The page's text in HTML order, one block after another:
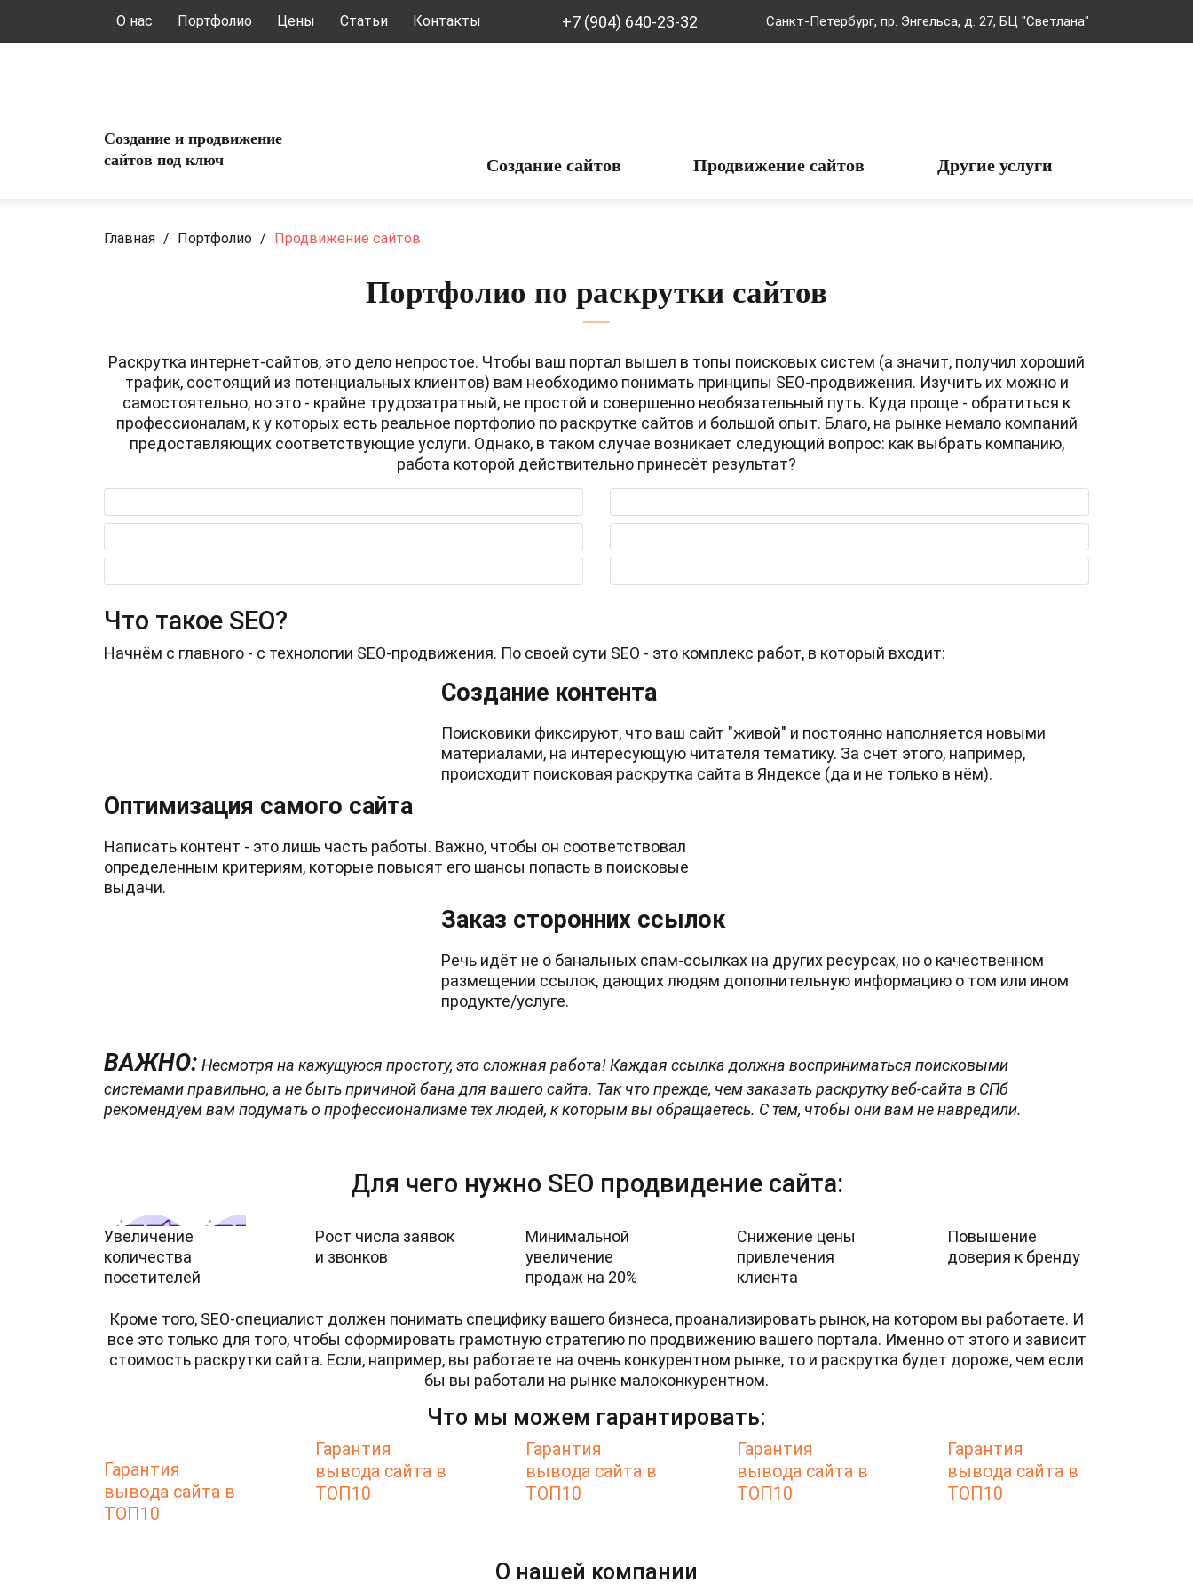
О нас Портфолио Цены Статьи Контакты +7 (904) 640-23-32 Санкт-Петербург, пр. Энгельса, д. 27, БЦ "Светлана"
Создание и продвижение
сайтов под ключ
Создание сайтов Продвижение сайтов Другие услуги
Главная / Портфолио / Продвижение сайтов
Портфолио по раскрутки сайтов
Раскрутка интернет-сайтов, это дело непростое. Чтобы ваш портал вышел в топы поисковых систем (а значит, получил хороший
трафик, состоящий из потенциальных клиентов) вам необходимо понимать принципы SEO-продвижения. Изучить их можно и
самостоятельно, но это - крайне трудозатратный, не простой и совершенно необязательный путь. Куда проще - обратиться к
профессионалам, к у которых есть реальное портфолио по раскрутке сайтов и большой опыт. Благо, на рынке немало компаний
предоставляющих соответствующие услуги. Однако, в таком случае возникает следующий вопрос: как выбрать компанию,
работа которой действительно принесёт результат?
Что такое SEO?
Начнём с главного - с технологии SEO-продвижения. По своей сути SEO - это комплекс работ, в который входит:
Создание контента
Поисковики фиксируют, что ваш сайт "живой" и постоянно наполняется новыми
материалами, на интересующую читателя тематику. За счёт этого, например,
происходит поисковая раскрутка сайта в Яндексе (да и не только в нём).
Оптимизация самого сайта
Написать контент - это лишь часть работы. Важно, чтобы он соответствовал
определенным критериям, которые повысят его шансы попасть в поисковые
выдачи.
Заказ сторонних ссылок
Речь идёт не о банальных спам-ссылках на других ресурсах, но о качественном
размещении ссылок, дающих людям дополнительную информацию о том или ином
продукте/услуге.
ВАЖНО: Несмотря на кажущуюся простоту, это сложная работа! Каждая ссылка должна восприниматься поисковыми
системами правильно, а не быть причиной бана для вашего сайта. Так что прежде, чем заказать раскрутку веб-сайта в СПб
рекомендуем вам подумать о профессионализме тех людей, к которым вы обращаетесь. С тем, чтобы они вам не навредили.
Для чего нужно SEO продвидение сайта:
Увеличение
количества
посетителей
Рост числа заявок
и звонков
Минимальной
увеличение
продаж на 20%
Снижение цены
привлечения
клиента
Повышение
доверия к бренду
Кроме того, SEO-специалист должен понимать специфику вашего бизнеса, проанализировать рынок, на котором вы работаете. И
всё это только для того, чтобы сформировать грамотную стратегию по продвижению вашего портала. Именно от этого и зависит
стоимость раскрутки сайта. Если, например, вы работаете на очень конкурентном рынке, то и раскрутка будет дороже, чем если
бы вы работали на рынке малоконкурентном.
Что мы можем гарантировать:
Гарантия
вывода сайта в
ТОП10
Гарантия
вывода сайта в
ТОП10
Гарантия
вывода сайта в
ТОП10
Гарантия
вывода сайта в
ТОП10
Гарантия
вывода сайта в
ТОП10
О нашей компании